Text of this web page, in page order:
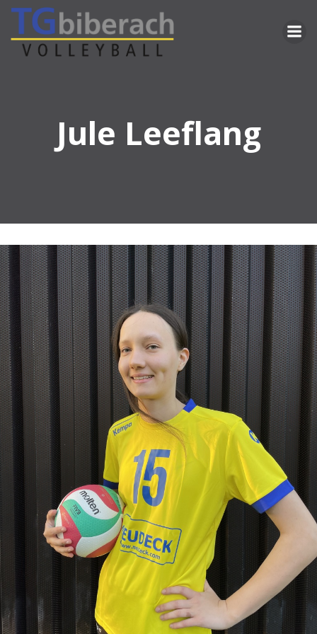
Inhalt
springen
Jule Leeflang